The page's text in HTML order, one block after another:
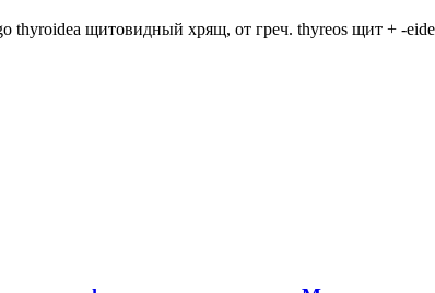
thyroidea щитовидный хрящ, от греч. thyreos щит + -